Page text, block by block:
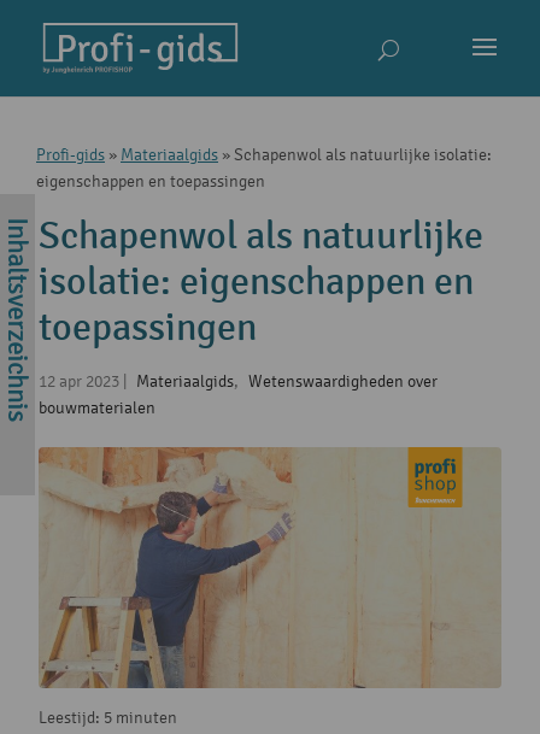
Profi-gids » Materiaalgids »Schapenwol als natuurlijke isolatie:
eigenschappen en toepassingen
Schapenwol als natuurlijke
isolatie: eigenschappen en
toepassingen
12 apr 2023 Materiaalgids, Wetenswaardigheden over
bouwmaterialen
Leestijd: 5 minuten